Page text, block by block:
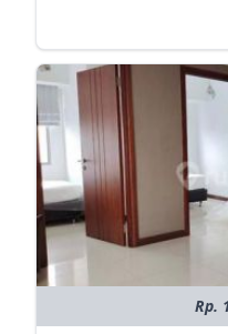
Rp.